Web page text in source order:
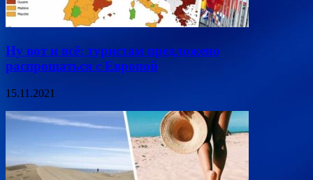
Ну вот и всё: туристам предложено
распрощаться с Европой
15.11.2021